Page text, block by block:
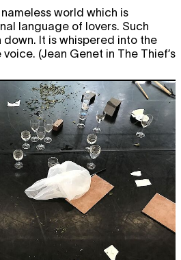
world which is
language of lovers. Such
down. It is whispered into the
(Jean Genet in The Thief’s